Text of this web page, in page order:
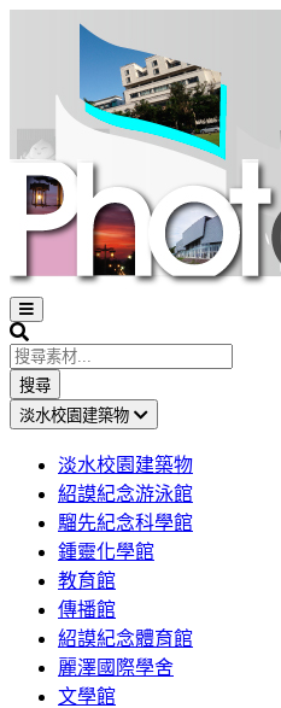
Open
sidebar
Search
搜尋
淡水校園建築物
淡水校園建築物
紹謨紀念游泳館
騮先紀念科學館
鍾靈化學館
教育館
傳播館
紹謨紀念體育館
麗澤國際學舍
文學館